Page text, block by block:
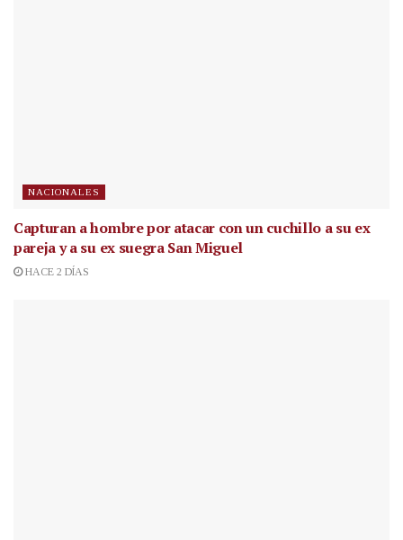
NACIONALES
Capturan a hombre por atacar con un cuchillo a su ex
pareja y a su ex suegra San Miguel
HACE 2 DÍAS